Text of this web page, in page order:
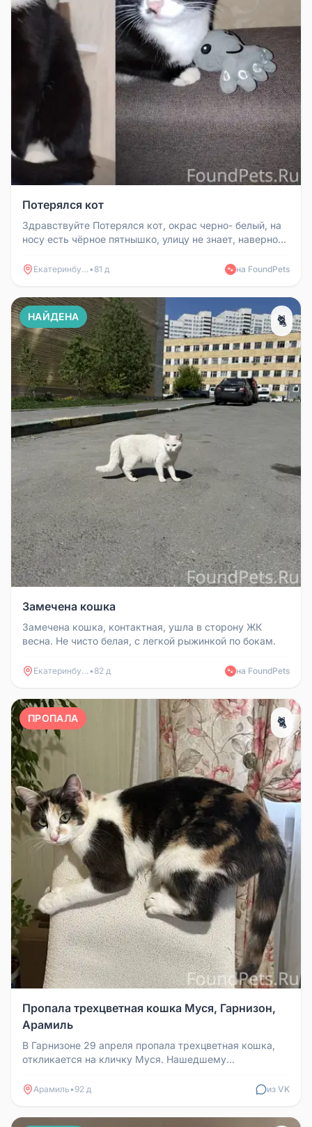
Потерялся кот
Здравствуйте Потерялся кот, окрас черно- белый, на
носу есть чёрное пятнышко, улицу не знает, наверно
Екатеринбург• 81 д 🐾 на FoundPets
НАЙДЕНА 🐈
Замечена кошка
Замечена кошка, контактная, ушла в сторону ЖК
весна. Не чисто белая, с легкой рыжинкой по бокам.
Екатеринбург• 82 д 🐾 на FoundPets
ПРОПАЛА 🐈
Пропала трехцветная кошка Муся, Гарнизон,
Арамиль
В Гарнизоне 29 апреля пропала трехцветная кошка,
откликается на кличку Муся. Нашедшему
Арамиль• 92 д из VK